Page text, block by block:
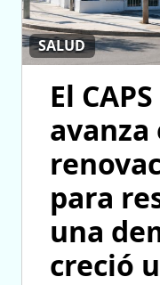
SALUD
El CAPS
avanza
para
una
creció